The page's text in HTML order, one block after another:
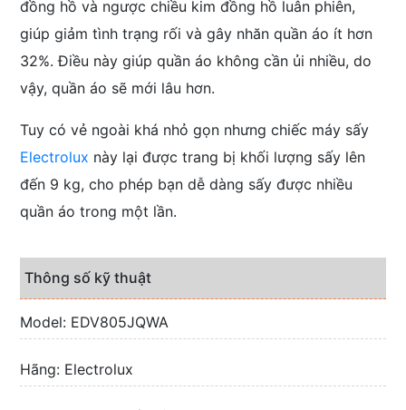
đồng hồ và ngược chiều kim đồng hồ luân phiên,
giúp giảm tình trạng rối và gây nhăn quần áo ít hơn
32%. Điều này giúp quần áo không cần ủi nhiều, do
vậy, quần áo sẽ mới lâu hơn.
Tuy có vẻ ngoài khá nhỏ gọn nhưng chiếc máy sấy
Electrolux này lại được trang bị khối lượng sấy lên
đến 9 kg, cho phép bạn dễ dàng sấy được nhiều
quần áo trong một lần.
Thông số kỹ thuật
Model: EDV805JQWA
Hãng: Electrolux